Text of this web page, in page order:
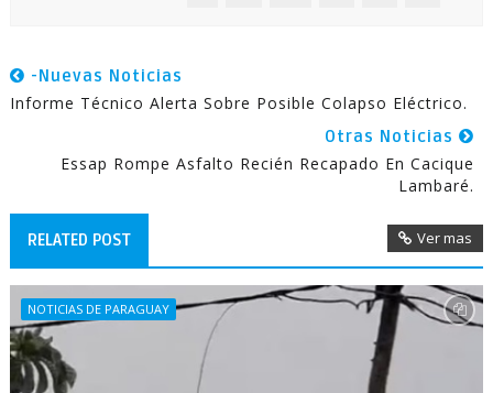
-Nuevas Noticias
Informe Técnico Alerta Sobre Posible Colapso Eléctrico.
Otras Noticias
Essap Rompe Asfalto Recién Recapado En Cacique
Lambaré.
RELATED POST Ver mas
NOTICIAS DE PARAGUAY